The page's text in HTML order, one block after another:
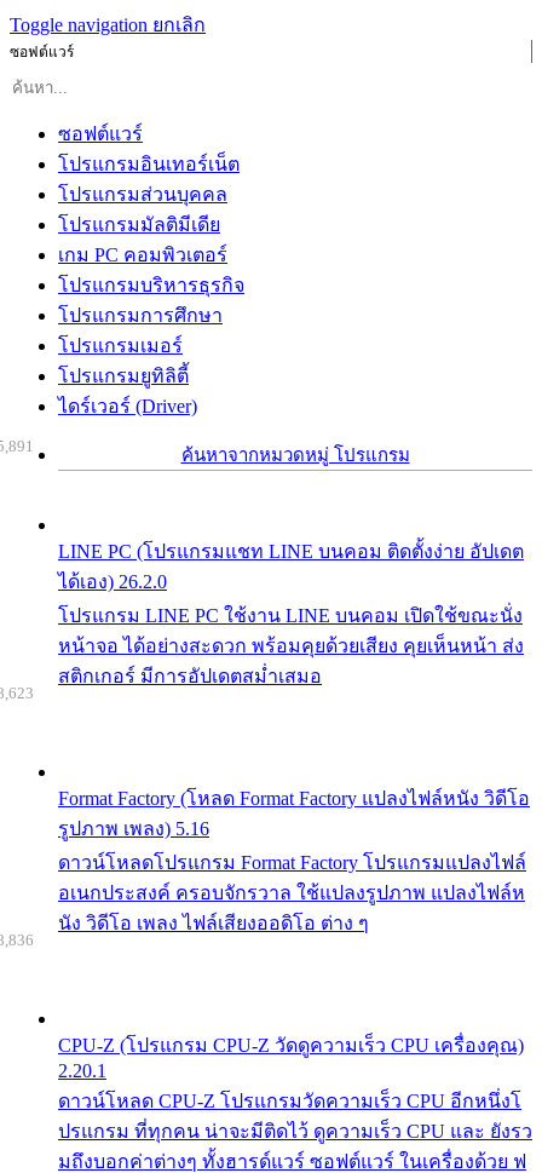
Toggle navigation ยกเลิก
ซอฟต์แวร์
ซอฟต์แวร์
โปรแกรมอินเทอร์เน็ต
โปรแกรมส่วนบุคคล
โปรแกรมมัลติมีเดีย
เกม PC คอมพิวเตอร์
โปรแกรมบริหารธุรกิจ
โปรแกรมการศึกษา
โปรแกรมเมอร์
โปรแกรมยูทิลิตี้
ไดร์เวอร์ (Driver)
ค้นหาจากหมวดหมู่ โปรแกรม
LINE PC (โปรแกรมแชท LINE บนคอม ติดตั้งง่าย อัปเดต
ได้เอง) 26.2.0
โปรแกรม LINE PC ใช้งาน LINE บนคอม เปิดใช้ขณะนั่ง
หน้าจอ ได้อย่างสะดวก พร้อมคุยด้วยเสียง คุยเห็นหน้า ส่ง
สติกเกอร์ มีการอัปเดตสม่ำเสมอ
Format Factory (โหลด Format Factory แปลงไฟล์หนัง วิดีโอ
รูปภาพ เพลง) 5.16
ดาวน์โหลดโปรแกรม Format Factory โปรแกรมแปลงไฟล์
อเนกประสงค์ ครอบจักรวาล ใช้แปลงรูปภาพ แปลงไฟล์ห
นัง วิดีโอ เพลง ไฟล์เสียงออดิโอ ต่าง ๆ
CPU-Z (โปรแกรม CPU-Z วัดดูความเร็ว CPU เครื่องคุณ)
2.20.1
ดาวน์โหลด CPU-Z โปรแกรมวัดความเร็ว CPU อีกหนึ่งโ
ปรแกรม ที่ทุกคน น่าจะมีติดไว้ ดูความเร็ว CPU และ ยังรว
มถึงบอกค่าต่างๆ ทั้งฮารด์แวร์ ซอฟต์แวร์ ในเครื่องด้วย ฟ